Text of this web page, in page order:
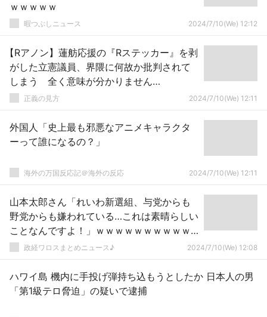
ｗｗｗｗｗ
暇つぶしニュース 2024/7/10(We) 12:12
【Rアノン】蓮舫応援の『Rステッカー』を剥
がした立憲議員、界隈に何故か批判されて
しまう 全く意味が分かりません…
正義の見方 2024/7/10(We) 12:11
外国人「史上最も邪悪なアニメキャラクタ
ーって誰になるの？」
海外の万国反応記＠海外の反応 2024/7/10(We) 12:11
山本太郎さん「れいわ新選組、与党からも
野党からも嫌われている…これは素晴らしい
ことなんですよ！」ｗｗｗｗｗｗｗｗｗｗ
ｗｗｗｗｗｗｗｗｗｗ
政経ワロスまとめニュース♪ 2024/7/10(We) 12:08
ハワイ島 機内に手投げ弾持ち込もうとしたか 日本人の男
「第1級テロ脅迫」の疑いで逮捕